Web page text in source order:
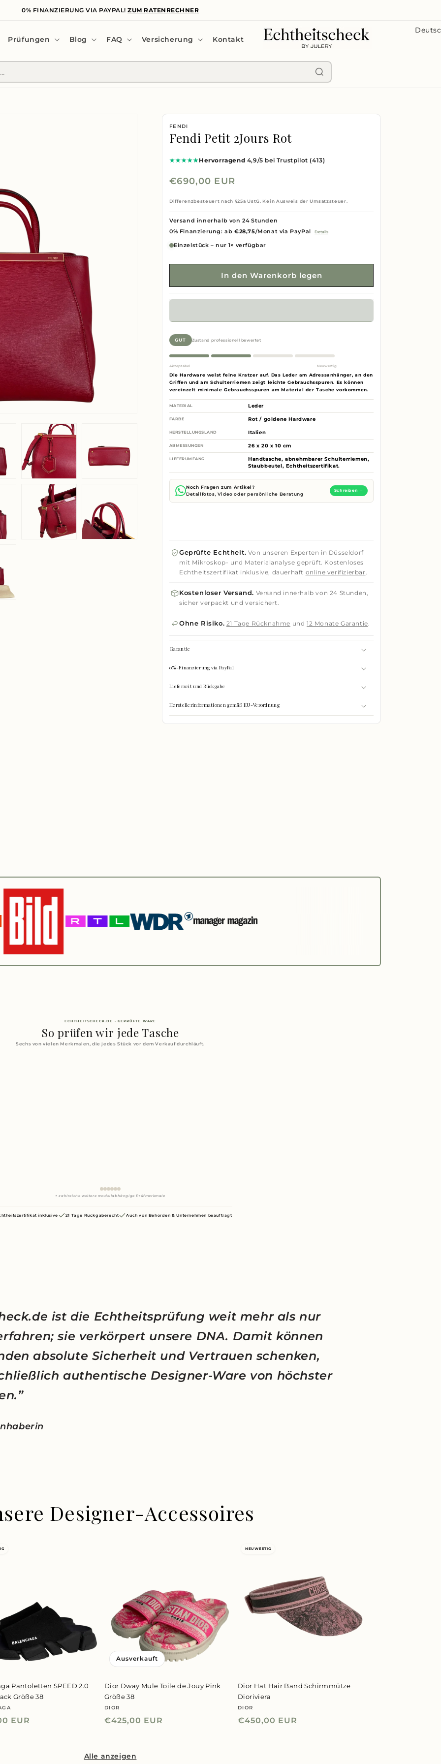
0% FINANZIERUNG VIA PAYPAL! ZUM RATENRECHNER
Prüfungen Blog FAQ Versicherung Kontakt
L
FENDI
Fendi Petit 2Jours Rot
★★★★★Hervorragend 4,9/5 bei Trustpilot (413)
Normaler
€690,00 EUR
Differenzbesteuert nach §25a UstG. Kein Ausweis der Umsatzsteuer.
Versand innerhalb von 24 Stunden
0% Finanzierung: ab €28,75/Monat via PayPal Details
Einzelstück – nur 1× verfügbar
In den Warenkorb legen
GUT Zustand professionell bewertet
Akzeptabel Neuwertig
Die Hardware weist feine Kratzer auf. Das Leder am Adressanhänger, an den
Griffen und am Schulterriemen zeigt leichte Gebrauchsspuren. Es können
vereinzelt minimale Gebrauchsspuren am Material der Tasche vorkommen.
MATERIAL Leder
FARBE Rot / goldene Hardware
HERSTELLUNGSLAND Italien
ABMESSUNGEN 26 x 20 x 10 cm
LIEFERUMFANG
Handtasche, abnehmbarer Schulterriemen,
Staubbeutel, Echtheitszertifikat.
Noch Fragen zum Artikel?
Detailfotos, Video oder persönliche Beratung
Schreiben →
Geprüfte Echtheit. Von unseren Experten in Düsseldorf
mit Mikroskop- und Materialanalyse geprüft. Kostenloses
Echtheitszertifikat inklusive, dauerhaft online verifizierbar
Kostenloser Versand. Versand innerhalb von 24 Stunden,
sicher verpackt und versichert.
Ohne Risiko. 21 Tage Rücknahme und12 Monate Garantie
Garantie
0%-Finanzierung via PayPal
Lieferzeit und Rückgabe
Herstellerinformationen gemäß EU-Verordnung
ECHTHEITSCHECK.DE · GEPRÜFTE WARE
So prüfen wir jede Tasche
Sechs von vielen Merkmalen, die jedes Stück vor dem Verkauf durchläuft.
+ zahlreiche weitere modellabhängige Prüfmerkmale
inklusive 21 Tage Rückgaberecht Auch von Behörden & Unternehmen beauftragt
ist die Echtheitsprüfung weit mehr als nur
sie verkörpert unsere DNA. Damit können
absolute Sicherheit und Vertrauen schenken,
authentische Designer-Ware von höchster
Designer-Accessoires
Pantoletten SPEED 2.0
Größe 38
EUR
Ausverkauft
Dior Dway Mule Toile de Jouy Pink
Größe 38
Anbieter:
DIOR
Normaler
€425,00 EUR
NEUWERTIG
Dior Hat Hair Band Schirmmütze
Dioriviera
Anbieter:
DIOR
Normaler
€450,00 EUR
Alle anzeigen